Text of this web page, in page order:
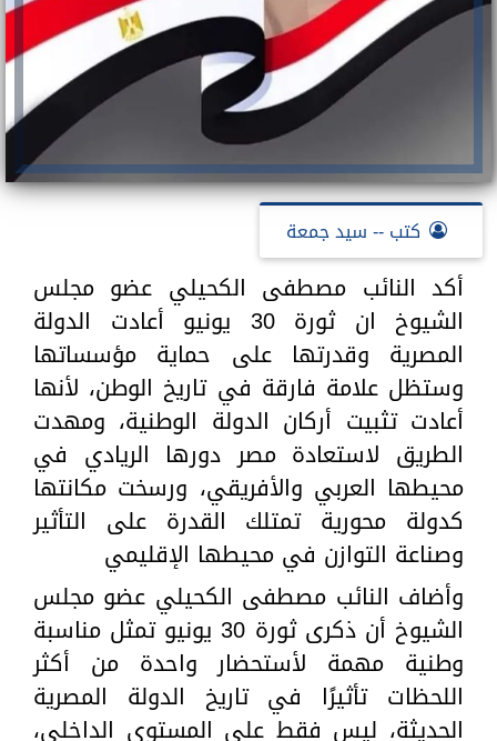
كتب -- سيد جمعة
أكد النائب مصطفى الكحيلي عضو مجلس
الشيوخ ان ثورة 30 يونيو أعادت الدولة
المصرية وقدرتها على حماية مؤسساتها
وستظل علامة فارقة في تاريخ الوطن، لأنها
أعادت تثبيت أركان الدولة الوطنية، ومهدت
الطريق لاستعادة مصر دورها الريادي في
محيطها العربي والأفريقي، ورسخت مكانتها
كدولة محورية تمتلك القدرة على التأثير
وصناعة التوازن في محيطها الإقليمي
وأضاف النائب مصطفى الكحيلي عضو مجلس
الشيوخ أن ذكرى ثورة 30 يونيو تمثل مناسبة
وطنية مهمة لأستحضار واحدة من أكثر
اللحظات تأثيرًا في تاريخ الدولة المصرية
الحديثة، ليس فقط على المستوى الداخلي،